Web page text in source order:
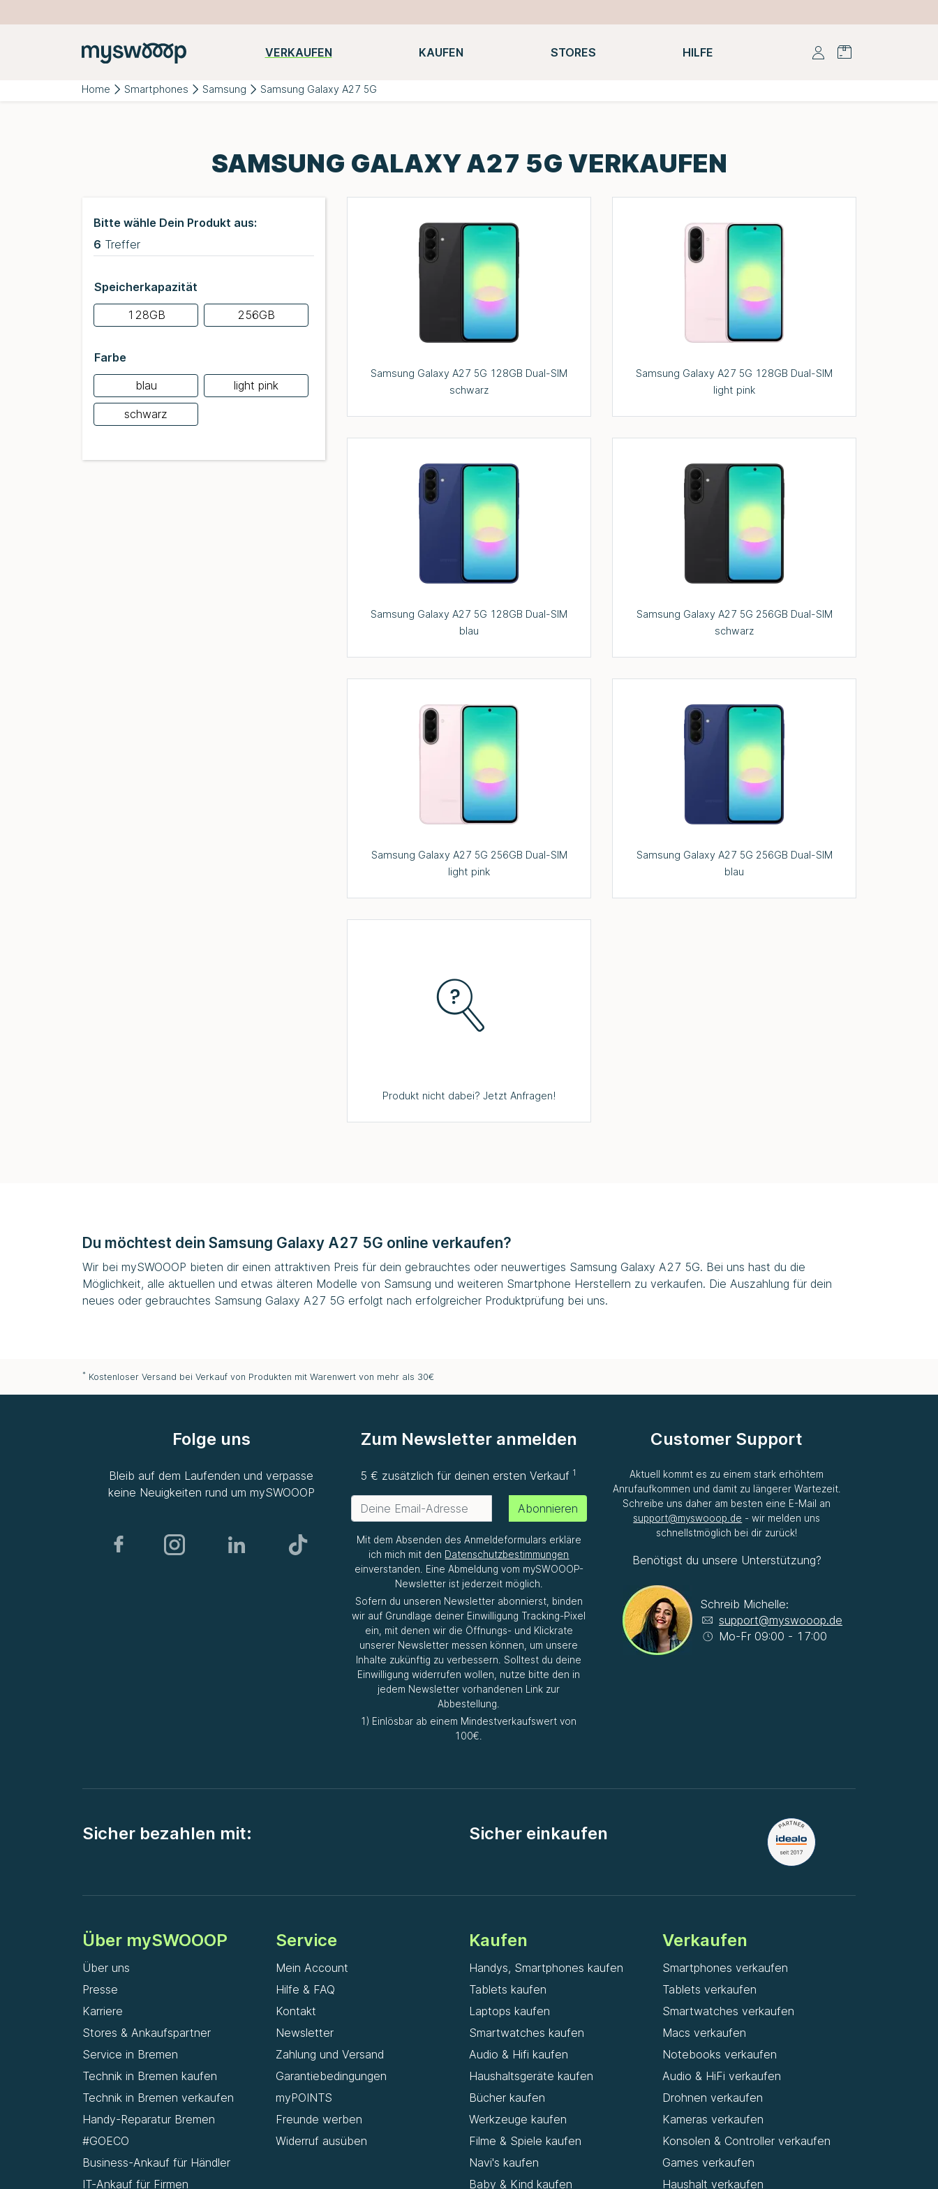
VERKAUFEN KAUFEN STORES HILFE
Beliebte
Kategorien:
iPhone Huawei Notebooks Macbooks Konsolen
Home Smartphones Samsung Samsung Galaxy A27 5G
SAMSUNG GALAXY A27 5G VERKAUFEN
Bitte wähle Dein Produkt aus:
6 Treffer
Speicherkapazität
128GB
256GB
Farbe
blau
light pink
schwarz
Samsung Galaxy A27 5G 128GB Dual-SIM
schwarz
Samsung Galaxy A27 5G 128GB Dual-SIM
light pink
Samsung Galaxy A27 5G 128GB Dual-SIM
blau
Samsung Galaxy A27 5G 256GB Dual-SIM
schwarz
Samsung Galaxy A27 5G 256GB Dual-SIM
light pink
Samsung Galaxy A27 5G 256GB Dual-SIM
blau
Produkt nicht dabei? Jetzt Anfragen!
Du möchtest dein Samsung Galaxy A27 5G online verkaufen?
Wir bei mySWOOOP bieten dir einen attraktiven Preis für dein gebrauchtes oder neuwertiges Samsung Galaxy A27 5G. Bei uns hast du die
Möglichkeit, alle aktuellen und etwas älteren Modelle von Samsung und weiteren Smartphone Herstellern zu verkaufen. Die Auszahlung für dein
neues oder gebrauchtes Samsung Galaxy A27 5G erfolgt nach erfolgreicher Produktprüfung bei uns.
* Kostenloser Versand bei Verkauf von Produkten mit Warenwert von mehr als 30€
Folge uns
Bleib auf dem Laufenden und verpasse
keine Neuigkeiten rund um mySWOOOP
Zum Newsletter anmelden
5 € zusätzlich für deinen ersten Verkauf 1
Abonnieren
Mit dem Absenden des Anmeldeformulars erkläre
ich mich mit den Datenschutzbestimmungen
einverstanden. Eine Abmeldung vom mySWOOOP-
Newsletter ist jederzeit möglich.
Sofern du unseren Newsletter abonnierst, binden
wir auf Grundlage deiner Einwilligung Tracking-Pixel
ein, mit denen wir die Öffnungs- und Klickrate
unserer Newsletter messen können, um unsere
Inhalte zukünftig zu verbessern. Solltest du deine
Einwilligung widerrufen wollen, nutze bitte den in
jedem Newsletter vorhandenen Link zur
Abbestellung.
1) Einlösbar ab einem Mindestverkaufswert von
100€.
Customer Support
Aktuell kommt es zu einem stark erhöhtem
Anrufaufkommen und damit zu längerer Wartezeit.
Schreibe uns daher am besten eine E-Mail an
support@myswooop.de - wir melden uns
schnellstmöglich bei dir zurück!
Benötigst du unsere Unterstützung?
Schreib Michelle:
support@myswooop.de
Mo-Fr 09:00 - 17:00
Sicher bezahlen mit: Sicher einkaufen
Über mySWOOOP
Über uns
Presse
Karriere
Stores & Ankaufspartner
Service in Bremen
Technik in Bremen kaufen
Technik in Bremen verkaufen
Handy-Reparatur Bremen
#GOECO
Business-Ankauf für Händler
IT-Ankauf für Firmen
Service
Mein Account
Hilfe & FAQ
Kontakt
Newsletter
Zahlung und Versand
Garantiebedingungen
myPOINTS
Freunde werben
Widerruf ausüben
Kaufen
Handys, Smartphones kaufen
Tablets kaufen
Laptops kaufen
Smartwatches kaufen
Audio & Hifi kaufen
Haushaltsgeräte kaufen
Bücher kaufen
Werkzeuge kaufen
Filme & Spiele kaufen
Navi's kaufen
Baby & Kind kaufen
Verkaufen
Smartphones verkaufen
Tablets verkaufen
Smartwatches verkaufen
Macs verkaufen
Notebooks verkaufen
Audio & HiFi verkaufen
Drohnen verkaufen
Kameras verkaufen
Konsolen & Controller verkaufen
Games verkaufen
Haushalt verkaufen